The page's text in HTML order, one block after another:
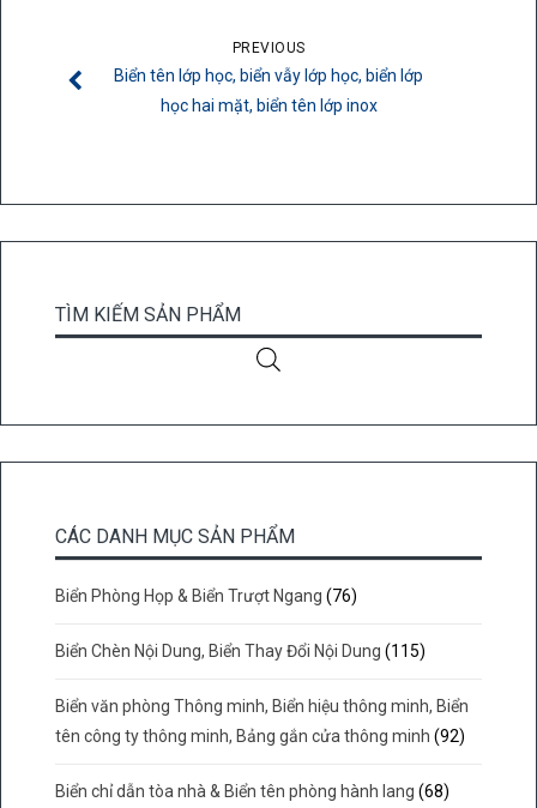
PREVIOUS
Biển tên lớp học, biển vẫy lớp học, biển lớp
học hai mặt, biển tên lớp inox
TÌM KIẾM SẢN PHẨM
CÁC DANH MỤC SẢN PHẨM
Biển Phòng Họp & Biển Trượt Ngang (76)
Biển Chèn Nội Dung, Biển Thay Đổi Nội Dung (115)
Biển văn phòng Thông minh, Biển hiệu thông minh, Biển
tên công ty thông minh, Bảng gắn cửa thông minh (92)
Biển chỉ dẫn tòa nhà & Biển tên phòng hành lang (68)